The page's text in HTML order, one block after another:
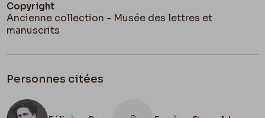
Copyright
Ancienne collection - Musée des lettres et
manuscrits
Personnes citées